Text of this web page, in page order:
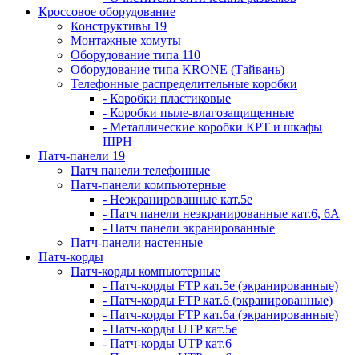
Кроссовое оборудование
Конструктивы 19
Монтажные хомуты
Оборудование типа 110
Оборудование типа KRONE (Тайвань)
Телефонные распределительные коробки
- Коробки пластиковые
- Коробки пыле-влагозащищенные
- Металлические коробки КРТ и шкафы
ШРН
Патч-панели 19
Патч панели телефонные
Патч-панели компьютерные
- Неэкранированные кат.5е
- Патч панели неэкранированные кат.6, 6А
- Патч панели экранированные
Патч-панели настенные
Патч-корды
Патч-корды компьютерные
- Патч-корды FTP кат.5е (экранированные)
- Патч-корды FTP кат.6 (экранированные)
- Патч-корды FTP кат.6а (экранированные)
- Патч-корды UTP кат.5е
- Патч-корды UTP кат.6